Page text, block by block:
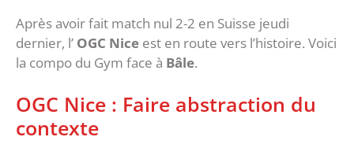
Après avoir fait match nul 2-2 en Suisse jeudi
dernier, l’ OGC Nice est en route vers l’histoire. Voici
la compo du Gym face à Bâle.
OGC Nice : Faire abstraction du
contexte